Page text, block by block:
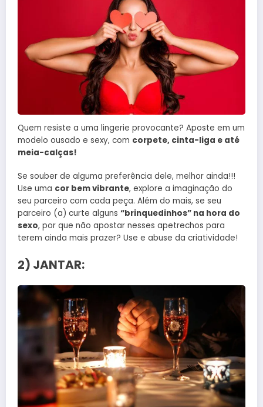
Quem resiste a uma lingerie provocante? Aposte em um
modelo ousado e sexy, com corpete, cinta-liga e até
meia-calças!
Se souber de alguma preferência dele, melhor ainda!!!
Use uma cor bem vibrante, explore a imaginação do
seu parceiro com cada peça. Além do mais, se seu
parceiro (a) curte alguns “brinquedinhos” na hora do
sexo, por que não apostar nesses apetrechos para
terem ainda mais prazer? Use e abuse da criatividade!
2) JANTAR: